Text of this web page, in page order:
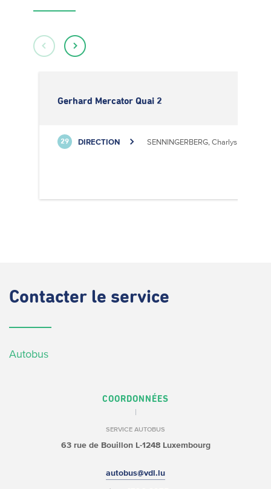
Gerhard Mercator Quai 2
29 DIRECTION SENNINGERBERG, Charlys Statioun
Contacter le service
Autobus
COORDONNÉES
SERVICE AUTOBUS
63 rue de BouillonL-1248 Luxembourg
autobus@vdl.lu